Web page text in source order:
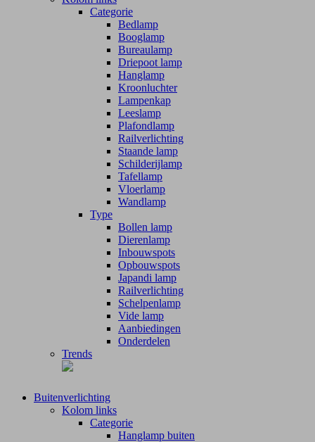
Categorie
Bedlamp
Booglamp
Bureaulamp
Driepoot lamp
Hanglamp
Kroonluchter
Lampenkap
Leeslamp
Plafondlamp
Railverlichting
Staande lamp
Schilderijlamp
Tafellamp
Vloerlamp
Wandlamp
Type
Bollen lamp
Dierenlamp
Inbouwspots
Opbouwspots
Japandi lamp
Railverlichting
Schelpenlamp
Vide lamp
Aanbiedingen
Onderdelen
Trends
Buitenverlichting
Kolom links
Categorie
Hanglamp buiten